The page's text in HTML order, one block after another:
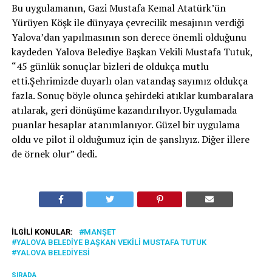
Bu uygulamanın, Gazi Mustafa Kemal Atatürk’ün
Yürüyen Köşk ile dünyaya çevrecilik mesajının verdiği
Yalova’dan yapılmasının son derece önemli olduğunu
kaydeden Yalova Belediye Başkan Vekili Mustafa Tutuk,
“45 günlük sonuçlar bizleri de oldukça mutlu
etti.Şehrimizde duyarlı olan vatandaş sayımız oldukça
fazla. Sonuç böyle olunca şehirdeki atıklar kumbaralara
atılarak, geri dönüşüme kazandırılıyor. Uygulamada
puanlar hesaplar atanımlanıyor. Güzel bir uygulama
oldu ve pilot il olduğumuz için de şanslıyız. Diğer illere
de örnek olur” dedi.
İLGILI KONULAR:
MANŞET
YALOVA BELEDIYE BAŞKAN VEKILI MUSTAFA TUTUK
YALOVA BELEDIYESI
SIRADA